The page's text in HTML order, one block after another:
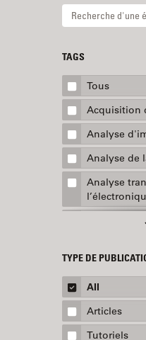
TAGS
Tous
Acquisition
Analyse
Analyse de
Analyse
Contrôle de
Automobile
Biologie
TYPE DE
All
Articles
Tutoriels